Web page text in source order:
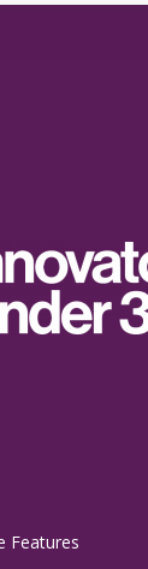
Features